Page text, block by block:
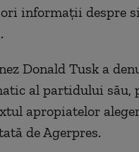
informaţii despre
Donald Tusk a
al partidului său,
apropiatelor
de Agerpres.